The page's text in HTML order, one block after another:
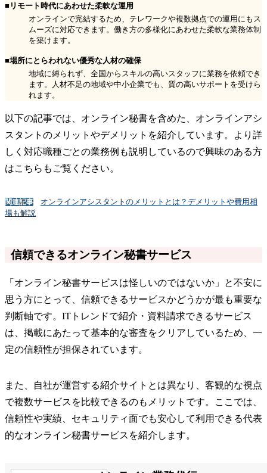
■リモート時代にあわせた柔軟な運用
オンラインで完結するため、テレワークや複数拠点での運用にもス
ムーズに対応できます。働き方の多様化にあわせた柔軟な業務体制
を築けます。
■場所にとらわれない優秀な人材の確保
地域に縛られず、全国からスキルの高いスタッフに業務を依頼でき
ます。人材不足の地域や中小企業でも、質の高いサポートを受けら
れます。
以下の記事では、オンライン秘書を含めた、オンラインアシ
スタントのメリットやデメリットを紹介しています。より詳
しく対応職種ごとの業務例も説明しているので興味のある方
はこちらもご覧ください。
関連記事
オンラインアシスタントのメリットとは？デメリットや費用相
場も解説
信頼できるオンライン秘書サービス
「オンライン秘書サービスは怪しいのではないか」と不安に
思う方にとって、信頼できるサービスかどうかが最も重要な
判断軸です。ITトレンドで紹介・資料請求できるサービス
は、掲載にあたって基本的な審査をクリアしているため、一
定の信頼性が担保されています。
また、自社が運営する紹介サイトとは異なり、客観的な視点
で複数サービスを比較できるのもメリットです。ここでは、
信頼性や実績、セキュリティ面でも安心して利用できる代表
的なオンライン秘書サービスを紹介します。